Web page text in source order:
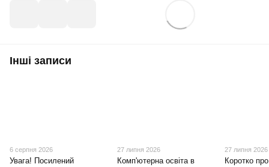
Інші записи
6 серпня 2026
Увага! Посилений
27 липня 2026
Комп'ютерна освіта в
27 липня 2026
Коротко